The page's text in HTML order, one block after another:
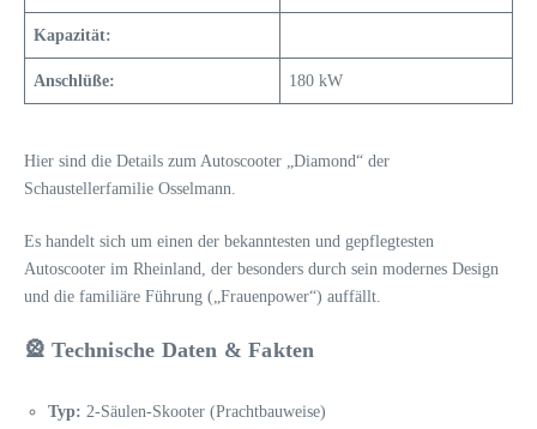
Kapazität:
Anschlüße: 180 kW
Hier sind die Details zum Autoscooter „Diamond“ der
Schaustellerfamilie Osselmann.
Es handelt sich um einen der bekanntesten und gepflegtesten
Autoscooter im Rheinland, der besonders durch sein modernes Design
und die familiäre Führung („Frauenpower“) auffällt.
🎡 Technische Daten & Fakten
Typ: 2-Säulen-Skooter (Prachtbauweise)